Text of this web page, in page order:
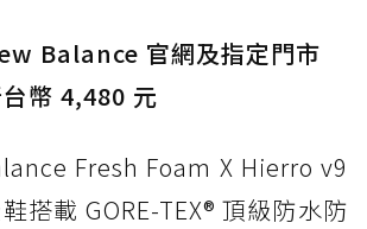
Balance 官網及指定門市
幣 4,480 元
Fresh Foam X Hierro v9
搭載 GORE-TEX® 頂級防水防